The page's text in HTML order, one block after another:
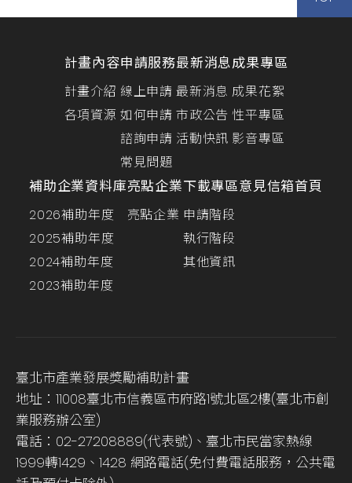
計畫內容
計畫介紹
各項資源
申請服務
線上申請
如何申請
諮詢申請
常見問題
最新消息
最新消息
市政公告
活動快訊
成果專區
成果花絮
性平專區
影音專區
補助企業資料庫
2026補助年度
2025補助年度
2024補助年度
2023補助年度
亮點企業
亮點企業
下載專區
申請階段
執行階段
其他資訊
意見信箱首頁
臺北市產業發展獎勵補助計畫
地址：11008臺北市信義區市府路1號北區2樓(臺北市創
業服務辦公室)
電話：02-27208889(代表號)、臺北市民當家熱線
1999轉1429、1428 網路電話(免付費電話服務，公共電